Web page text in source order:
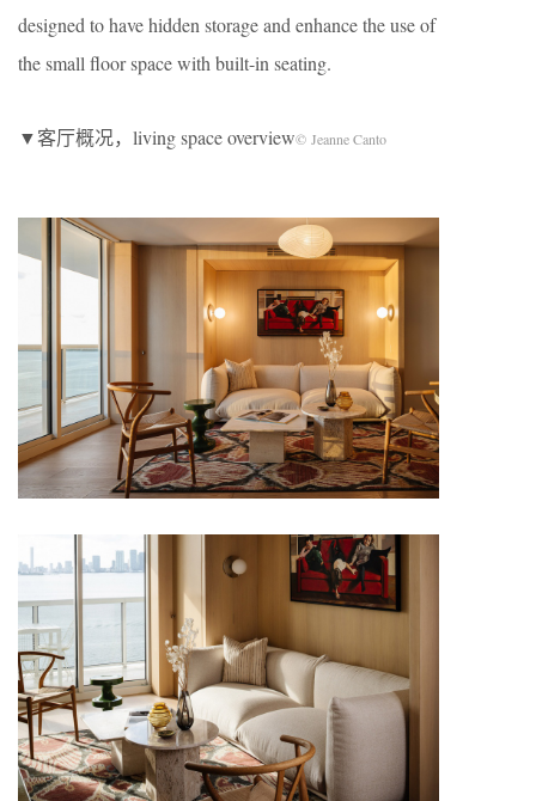
designed to have hidden storage and enhance the use of
the small floor space with built-in seating.
▼客厅概况，living space overview© Jeanne Canto